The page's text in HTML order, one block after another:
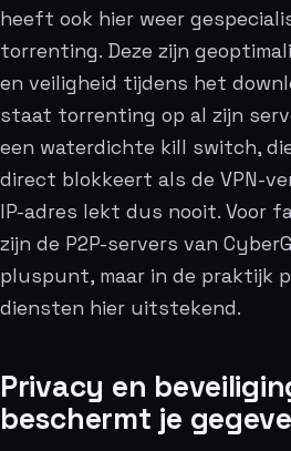
heeft ook hier weer
torrenting. Deze zijn
en veiligheid tijdens het
staat torrenting op al zijn
een waterdichte kill switch,
direct blokkeert als de VPN-
IP-adres lekt dus nooit. Voor
zijn de P2P-servers van
pluspunt, maar in de praktijk
diensten hier uitstekend.
Privacy en
beschermt je